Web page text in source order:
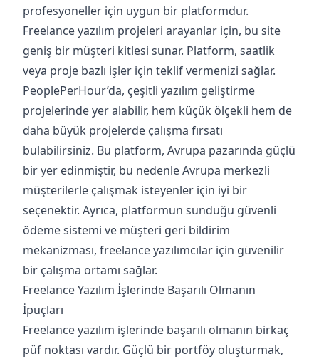
profesyoneller için uygun bir platformdur.
Freelance yazılım projeleri arayanlar için, bu site
geniş bir müşteri kitlesi sunar. Platform, saatlik
veya proje bazlı işler için teklif vermenizi sağlar.
PeoplePerHour’da, çeşitli yazılım geliştirme
projelerinde yer alabilir, hem küçük ölçekli hem de
daha büyük projelerde çalışma fırsatı
bulabilirsiniz. Bu platform, Avrupa pazarında güçlü
bir yer edinmiştir, bu nedenle Avrupa merkezli
müşterilerle çalışmak isteyenler için iyi bir
seçenektir. Ayrıca, platformun sunduğu güvenli
ödeme sistemi ve müşteri geri bildirim
mekanizması, freelance yazılımcılar için güvenilir
bir çalışma ortamı sağlar.
Freelance Yazılım İşlerinde Başarılı Olmanın
İpuçları
Freelance yazılım işlerinde başarılı olmanın birkaç
püf noktası vardır. Güçlü bir portföy oluşturmak,